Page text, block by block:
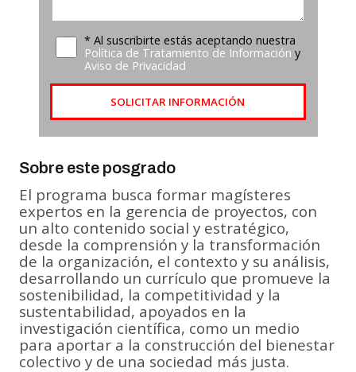
* Al suscribirte estás aceptando nuestra
Política de Tratamiento de Información y
Aviso de Privacidad
SOLICITAR INFORMACIÓN
Sobre este posgrado
El programa busca formar magísteres
expertos en la gerencia de proyectos, con
un alto contenido social y estratégico,
desde la comprensión y la transformación
de la organización, el contexto y su análisis,
desarrollando un currículo que promueve la
sostenibilidad, la competitividad y la
sustentabilidad, apoyados en la
investigación científica, como un medio
para aportar a la construcción del bienestar
colectivo y de una sociedad más justa.